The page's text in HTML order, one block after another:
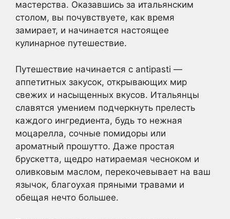
мастерства. Оказавшись за итальянским
столом, вы почувствуете, как время
замирает, и начинается настоящее
кулинарное путешествие.
Путешествие начинается с antipasti —
аппетитных закусок, открывающих мир
свежих и насыщенных вкусов. Итальянцы
славятся умением подчеркнуть прелесть
каждого ингредиента, будь то нежная
моцарелла, сочные помидоры или
ароматный прошутто. Даже простая
брускетта, щедро натираемая чесноком и
оливковым маслом, перекочевывает на ваш
язычок, благоухая пряными травами и
обещая нечто большее.